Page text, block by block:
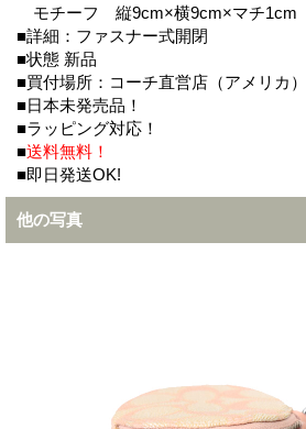
モチーフ 縦9cm×横9cm×マチ1cm
■詳細：ファスナー式開閉
■状態 新品
■買付場所：コーチ直営店（アメリカ）
■日本未発売品！
■ラッピング対応！
■送料無料！
■即日発送OK!
他の写真